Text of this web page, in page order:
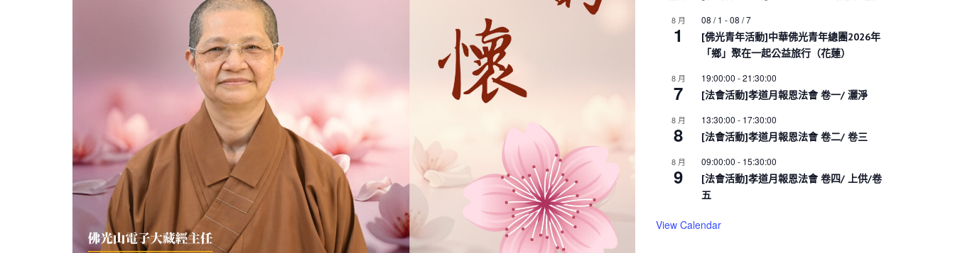
8 月
1
08 / 1 -08 / 7
[佛光青年活動]中華佛光青年總團2026年
「鄉」聚在一起公益旅行（花蓮）
8 月
7
19:00:00 -21:30:00
[法會活動]孝道月報恩法會 卷一/ 灑淨
8 月
8
13:30:00 - 17:30:00
[法會活動]孝道月報恩法會 卷二/ 卷三
8 月
9
09:00:00 - 15:30:00
[法會活動]孝道月報恩法會 卷四/ 上供/卷
五
View Calendar